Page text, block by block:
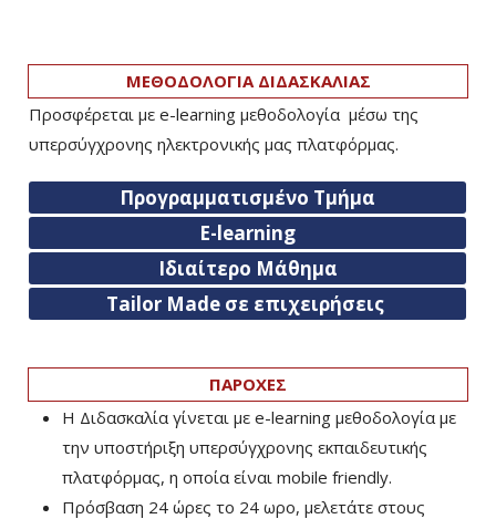
ΜΕΘΟΔΟΛΟΓΙΑ ΔΙΔΑΣΚΑΛΙΑΣ
Προσφέρεται με e-learning μεθοδολογία μέσω της
υπερσύγχρονης ηλεκτρονικής μας πλατφόρμας.
Προγραμματισμένο Τμήμα
E-learning
Ιδιαίτερο Μάθημα
Tailor Made σε επιχειρήσεις
ΠΑΡΟΧΕΣ
Η Διδασκαλία γίνεται με e-learning μεθοδολογία με
την υποστήριξη υπερσύγχρονης εκπαιδευτικής
πλατφόρμας, η οποία είναι mobile friendly.
Πρόσβαση 24 ώρες το 24 ωρο, μελετάτε στους